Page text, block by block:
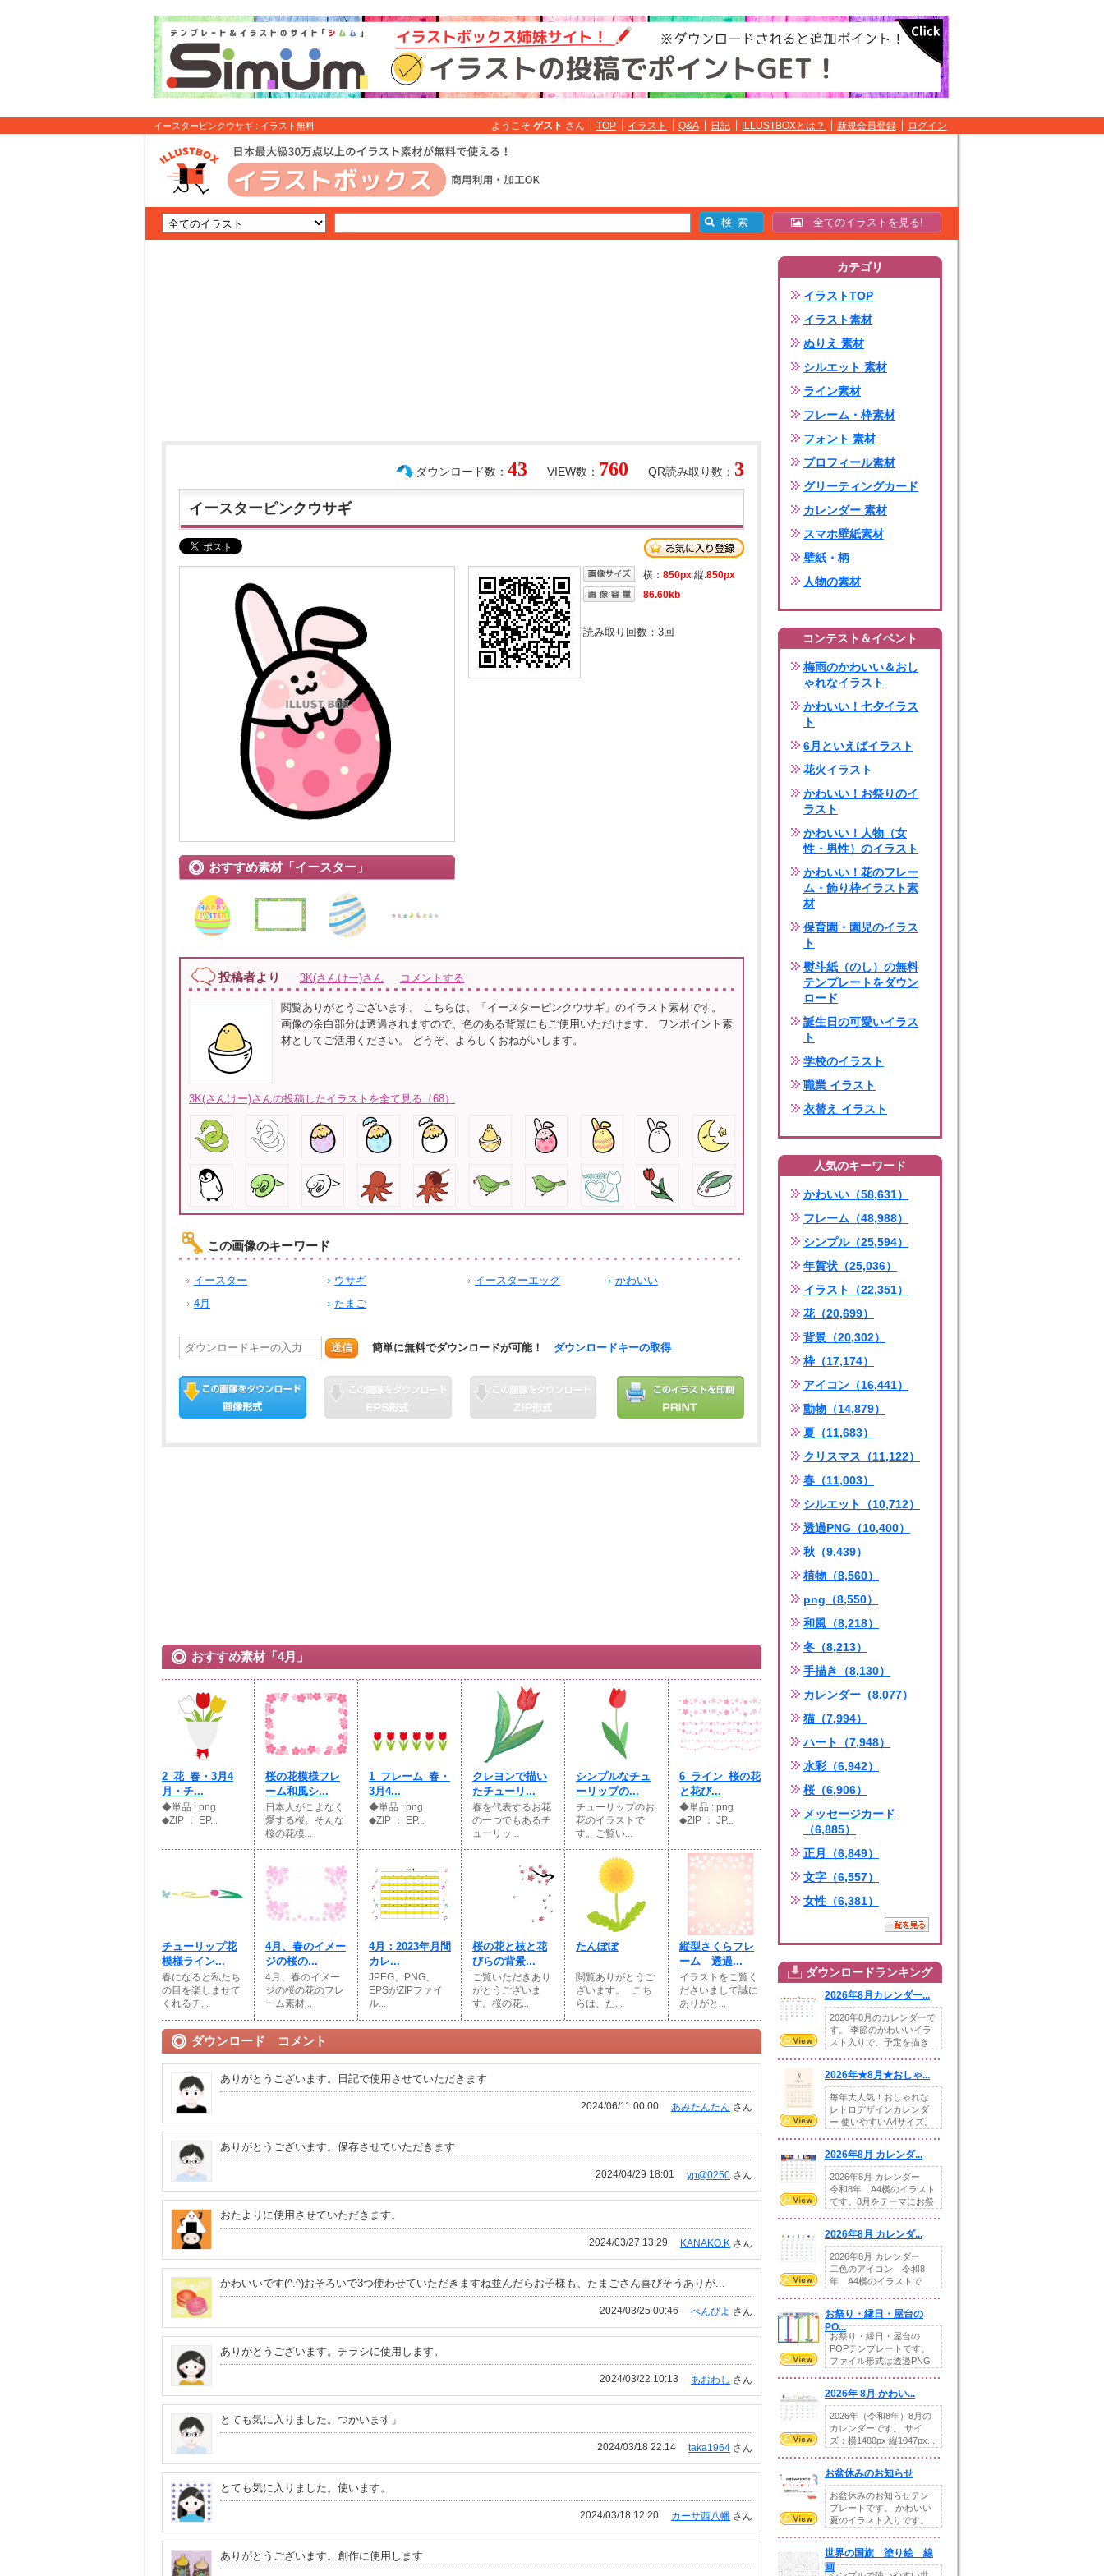
イースターピンクウサギ : イラスト無料 ようこそ ゲスト さん TOP イラスト Q&A 日記 ILLUSTBOXとは？ 新規会員登録 ログイン
全てのイラストを見る!
QR読み取り数： 3
VIEW数： 760
ダウンロード数： 43
イースターピンクウサギ
おすすめ素材「イースター」
横： 850px 縦:850px
86.60kb
読み取り回数： 3回
投稿者より 3K(さんけー)さん コメントする
閲覧ありがとうございます。 こちらは、「イースターピンクウサギ」のイラスト素材です。
画像の余白部分は透過されますので、色のある背景にもご使用いただけます。 ワンポイント素
材としてご活用ください。 どうぞ、よろしくおねがいします。
3K(さんけー)さんの投稿したイラストを全て見る（68）
この画像のキーワード
イースター ウサギ イースターエッグ
かわいい
4月
たまご
送信 簡単に無料でダウンロードが可能！ ダウンロードキーの取得
おすすめ素材「4月」
2_花_春・3月4
月・チ...
◆単品 : png
◆ZIP ： EP...
桜の花模様フレ
ーム和風シ...
日本人がこよなく
愛する桜。そんな
桜の花模...
1_フレーム_春・
3月4...
◆単品 : png
◆ZIP ： EP...
クレヨンで描い
たチューリ...
春を代表するお花
の一つでもあるチ
ューリッ...
シンプルなチュ
ーリップの...
チューリップのお
花のイラストで
す。ご覧い...
6_ライン_桜の花
と花び...
◆単品 : png
◆ZIP ： JP...
チューリップ花
模様ライン...
春になると私たち
の目を楽しませて
くれるチ...
4月、春のイメー
ジの桜の...
4月、春のイメー
ジの桜の花のフレ
ーム素材...
4月：2023年月間
カレ...
JPEG、PNG、
EPSがZIPファイ
ル...
桜の花と枝と花
びらの背景...
ご覧いただきあり
がとうございま
す。桜の花...
たんぽぽ
閲覧ありがとうご
ざいます。⠀こち
らは、た...
縦型さくらフレ
ーム 透過...
イラストをご覧く
ださいまして誠に
ありがと...
ダウンロード コメント
ありがとうございます。日記で使用させていただきます
あみたんたん さん
2024/06/11 00:00
ありがとうございます。保存させていただきます
yp@0250 さん
2024/04/29 18:01
おたよりに使用させていただきます。
KANAKO.K さん
2024/03/27 13:29
かわいいです(^.^)おそろいで3つ使わせていただきますね並んだらお子様も、たまごさん喜びそうありが...
ぺんぴよ さん
2024/03/25 00:46
ありがとうございます。チラシに使用します。
あおわし さん
2024/03/22 10:13
とても気に入りました。つかいます」
taka1964 さん
2024/03/18 22:14
とても気に入りました。使います。
カーサ西八幡 さん
2024/03/18 12:20
ありがとうございます。創作に使用します
カテゴリ
イラストTOP
イラスト素材
ぬりえ 素材
シルエット 素材
ライン素材
フレーム・枠素材
フォント 素材
プロフィール素材
グリーティングカード
カレンダー 素材
スマホ壁紙素材
壁紙・柄
人物の素材
コンテスト＆イベント
梅雨のかわいい＆おし
ゃれなイラスト
かわいい！七夕イラス
ト
6月といえばイラスト
花火イラスト
かわいい！お祭りのイ
ラスト
かわいい！人物（女
性・男性）のイラスト
かわいい！花のフレー
ム・飾り枠イラスト素
材
保育園・園児のイラス
ト
熨斗紙（のし）の無料
テンプレートをダウン
ロード
誕生日の可愛いイラス
ト
学校のイラスト
職業 イラスト
衣替え イラスト
人気のキーワード
かわいい（58,631）
フレーム（48,988）
シンプル（25,594）
年賀状（25,036）
イラスト（22,351）
花（20,699）
背景（20,302）
枠（17,174）
アイコン（16,441）
動物（14,879）
夏（11,683）
クリスマス（11,122）
春（11,003）
シルエット（10,712）
透過PNG（10,400）
秋（9,439）
植物（8,560）
png（8,550）
和風（8,218）
冬（8,213）
手描き（8,130）
カレンダー（8,077）
猫（7,994）
ハート（7,948）
水彩（6,942）
桜（6,906）
メッセージカード
（6,885）
正月（6,849）
文字（6,557）
女性（6,381）
ダウンロードランキング
2026年8月カレンダー...
2026年8月のカレンダーで
す。 季節のかわいいイラ
スト入りで、予定を描き
2026年★8月★おしゃ...
毎年大人気！おしゃれな
レトロデザインカレンダ
ー 使いやすいA4サイズ。
2026年8月 カレンダ...
2026年8月 カレンダー
令和8年 A4横のイラスト
です。8月をテーマにお祭
2026年8月 カレンダ...
2026年8月 カレンダー
二色のアイコン 令和8
年 A4横のイラストで
お祭り・縁日・屋台の
PO...
お祭り・縁日・屋台の
POPテンプレートです。
ファイル形式は透過PNG
2026年 8月 かわい...
2026年（令和8年）8月の
カレンダーです。 サイ
ズ：横1480px 縦1047px...
お盆休みのお知らせ
お盆休みのお知らせテン
プレートです。 かわいい
夏のイラスト入りです。
世界の国旗 塗り絵 線
画